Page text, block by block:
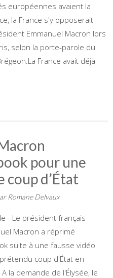
européennes avaient la
la France s'y opposerait
Emmanuel Macron lors
selon la porte-parole du
France avait déjà
pour une
coup d’État
Romane Delvaux
- Le président français
Macron a réprimé
suite à une fausse vidéo
coup d'État en
A la demande de l'Élysée, le